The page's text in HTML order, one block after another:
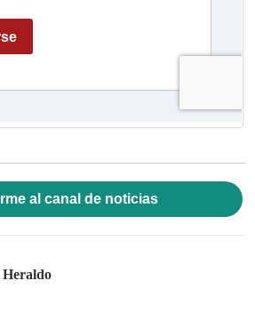
al canal de noticias
Heraldo